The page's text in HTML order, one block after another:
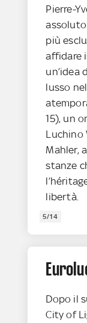
Pierre-
più
affidare
un’idea
lusso
15), un
Luchino
Mahler,
stanze
libertà.
5/14
Dopo il
City of